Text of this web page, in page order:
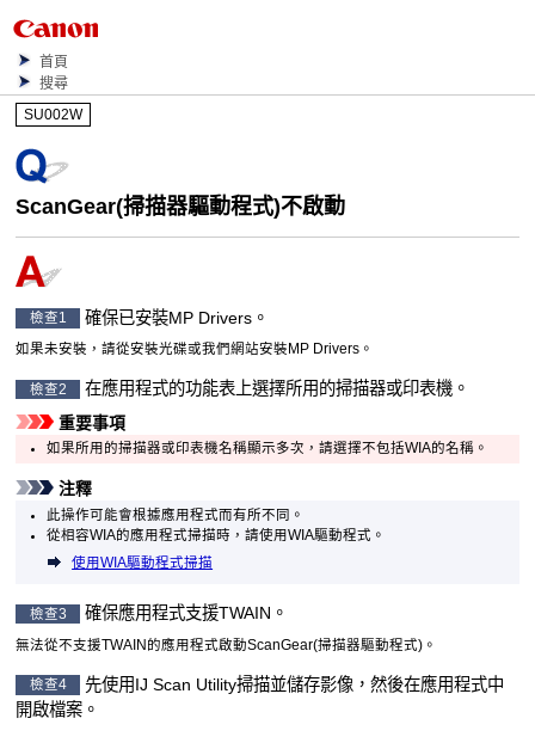
首頁
搜尋
SU002W
ScanGear(掃描器驅動程式)不啟動
檢查1 確保已安裝MP Drivers 。
如果未安裝，請從安裝光碟或我們網站安裝 MP Drivers 。
檢查2 在應用程式的功能表上選擇所用的掃描器或印表機 。
重要事項
如果所用的掃描器或印表機名稱顯示多次，請選擇不包括WIA的名稱。
注釋
此操作可能會根據應用程式而有所不同。
從相容WIA的應用程式掃描時，請使用WIA驅動程式。
使用WIA驅動程式掃描
檢查3 確保應用程式支援TWAIN 。
無法從不支援TWAIN 的應用程式啟動ScanGear(掃描器驅動程式)。
檢查4 先使用IJ Scan Utility掃描並儲存影像，然後在應用程式中
開啟檔案。